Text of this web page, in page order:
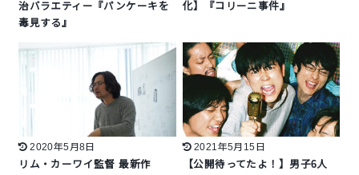
治バラエティー『パンケーキを
毒見する』
化】『コリーニ事件』
2020年5月8日
リム・カーワイ監督 最新作
2021年5月15日
【公開待ってたよ！】男子6人